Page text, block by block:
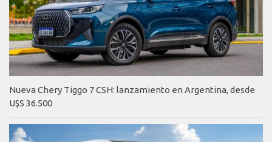
Nueva Chery Tiggo 7 CSH: lanzamiento en Argentina, desde
U$S 36.500